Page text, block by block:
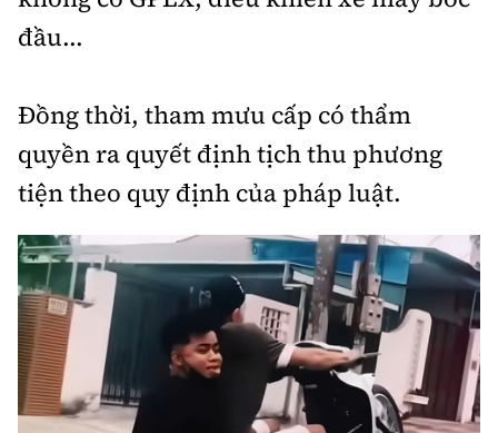
đầu...
Đồng thời, tham mưu cấp có thẩm
quyền ra quyết định tịch thu phương
tiện theo quy định của pháp luật.